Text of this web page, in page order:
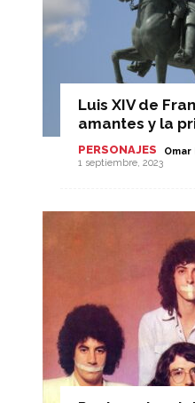
Luis XIV de
amantes y la
PERSONAJES
1 septiembre, 2023